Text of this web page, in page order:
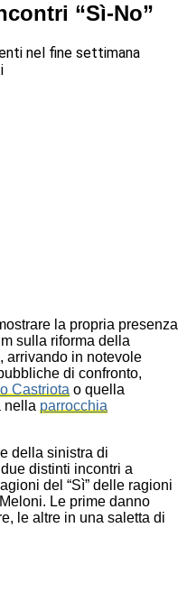
“Sì-No”
nel fine settimana
la propria presenza
sulla riforma della
arrivando in notevole
di confronto,
Castriota o quella
nella parrocchia
della sinistra di
distinti incontri a
del “Sì” delle ragioni
Le prime danno
le altre in una saletta di